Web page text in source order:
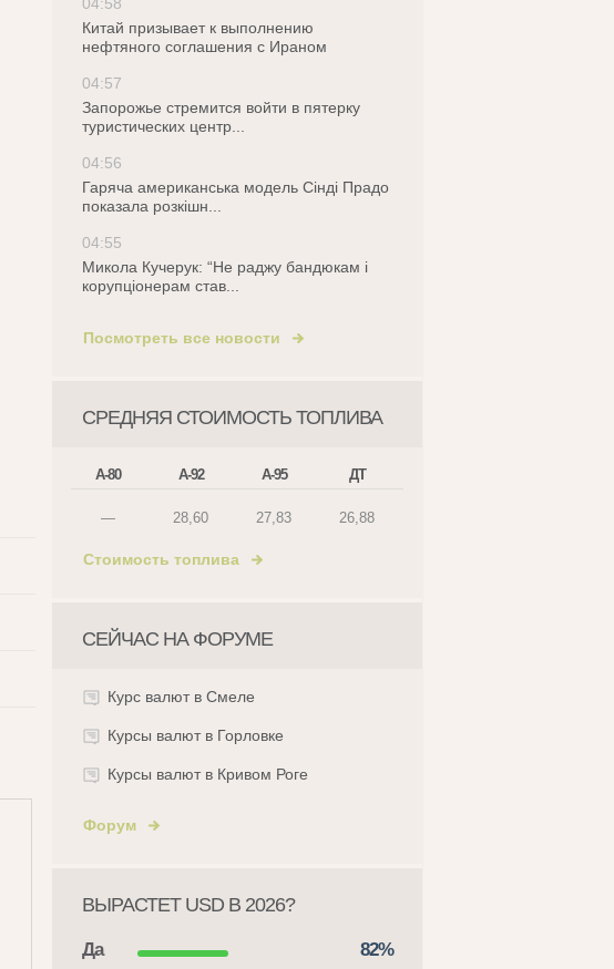
Китай призывает к выполнению
нефтяного соглашения с Ираном
04:57
Запорожье стремится войти в пятерку
туристических центр...
04:56
Гаряча американська модель Сінді Прадо
показала розкішн...
04:55
Микола Кучерук: “Не раджу бандюкам і
корупціонерам став...
Посмотреть все новости
СРЕДНЯЯ СТОИМОСТЬ ТОПЛИВА
А-80 А-92 А-95 ДТ
— 28,60 27,83 26,88
Стоимость топлива
СЕЙЧАС НА ФОРУМЕ
Курс валют в Смеле
Курсы валют в Горловке
Курсы валют в Кривом Роге
Форум
ВЫРАСТЕТ USD В 2026?
Да
82%